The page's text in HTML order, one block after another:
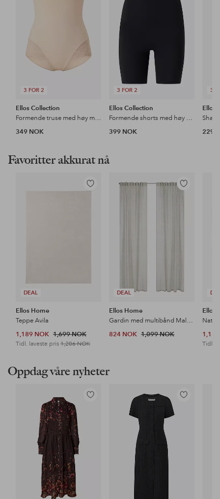
3 FOR 2
favoritter
Ellos Collection
Formende truse med høy midje - medium støtte
349 NOK
3 FOR 2
favoritter
Ellos Collection
Formende shorts med høy midje - medium support
399 NOK
3
Ellos
229
Favoritter akkurat nå
DEAL
Legg
Ellos Home
Teppe Avila
1,189 NOK 1,699 NOK
Tidl. laveste pris 1,206 NOK
DEAL
Legg
Ellos Home
Gardin med multibånd Malva 2-pk i 100% lin
824 NOK 1,099 NOK
Ellos
Tidl.
Oppdag våre nyheter
Legg
Legg